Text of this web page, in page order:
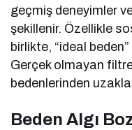
geçmiş deneyimler
şekillenir. Özellikle
birlikte, “ideal beden”
Gerçek olmayan
bedenlerinden
Beden Algı